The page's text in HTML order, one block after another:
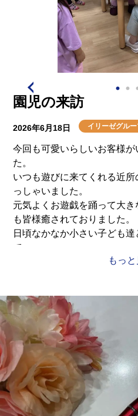
気持ちが良い」「空気が美
子供たちに癒された」「お
い」など言われていました
帰りは皆さんで道の駅当麻
フトを召し上がられ帰設され
次の外出レクは6月21日に
行きますのでお楽しみに！
園児の来訪
2026年6月18日 イリーゼグル
今回も可愛いらしいお客様
た。
いつも遊びに来てくれる近
っしゃいました。
元気よくお遊戯を踊って大
も皆様癒されておりました。
日頃なかなか小さい子ども
で、
顔をクシャクシャにして可
もっ